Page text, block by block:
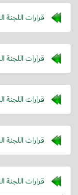
قرارات اللجنة
قرارات اللجنة
قرارات اللجنة
قرارات اللجنة
قرارات اللجنة